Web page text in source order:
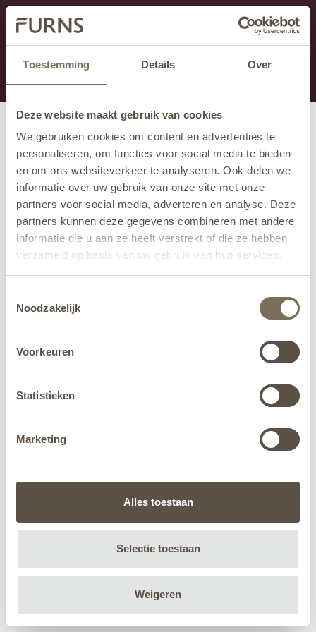
Toestemming Details Over
Deze website maakt gebruik van cookies
We gebruiken cookies om content en advertenties te
personaliseren, om functies voor social media te bieden
en om ons websiteverkeer te analyseren. Ook delen we
informatie over uw gebruik van onze site met onze
partners voor social media, adverteren en analyse. Deze
partners kunnen deze gegevens combineren met andere
informatie die u aan ze heeft verstrekt of die ze hebben
verzameld op basis van uw gebruik van hun services.
jehier.
Noodzakelijk
Voorkeuren
Statistieken
Marketing
Alles toestaan
Selectie toestaan
Weigeren
Cette section est actuellement en maintenance.
Si vous manquez des informations, vous pouvez nous
appeler au +31 413 395 295 ou nous envoyer un e-